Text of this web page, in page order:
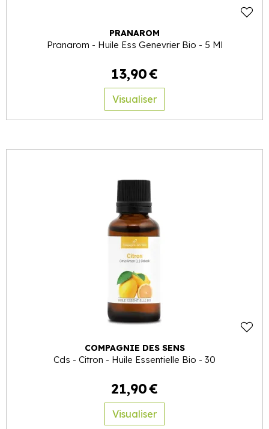
PRANAROM
Pranarom - Huile Ess Genevrier Bio - 5 Ml
13,90€
Visualiser
COMPAGNIE DES SENS
Cds - Citron - Huile Essentielle Bio - 30
21,90€
Visualiser